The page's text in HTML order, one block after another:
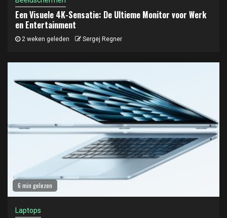
Een Visuele 4K-Sensatie: De Ultieme Monitor voor Werk
en Entertainment
2 weken geleden Sergej Regner
6 min gelezen
Laptops